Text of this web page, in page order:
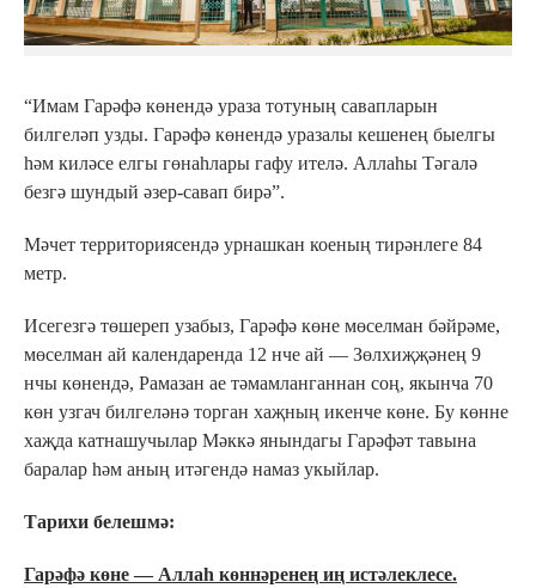
“Имам Гарәфә көнендә ураза тотуның савапларын
билгеләп узды. Гарәфә көнендә уразалы кешенең быелгы
һәм киләсе елгы гөнаһлары гафу ителә. Аллаһы Тәгалә
безгә шундый әзер-савап бирә”.
Мәчет территориясендә урнашкан коеның тирәнлеге 84
метр.
Исегезгә төшереп узабыз, Гарәфә көне мөселман бәйрәме,
мөселман ай календаренда 12 нче ай — Зөлхиҗҗәнең 9
нчы көнендә, Рамазан ае тәмамланганнан соң, якынча 70
көн узгач билгеләнә торган хаҗның икенче көне. Бу көнне
хаҗда катнашучылар Мәккә янындагы Гарәфәт тавына
баралар һәм аның итәгендә намаз укыйлар.
Тарихи белешмә:
Гарәфә көне — Аллаһ көннәренең иң истәлеклесе.